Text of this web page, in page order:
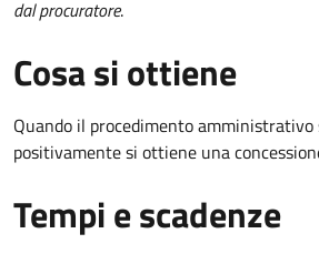
dal procuratore.
Cosa si ottiene
Quando il procedimento amministrativo
positivamente si ottiene una
Tempi e scadenze